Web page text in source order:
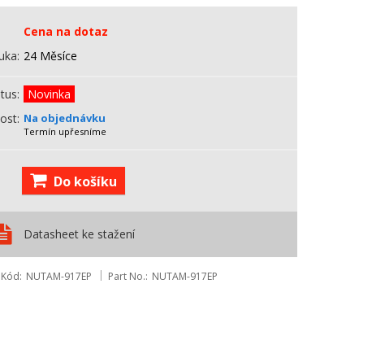
Cena na dotaz
24 Měsíce
Novinka
Na objednávku
Termín upřesníme
Do košíku
Datasheet ke stažení
Kód NUTAM-917EP Part No. NUTAM-917EP